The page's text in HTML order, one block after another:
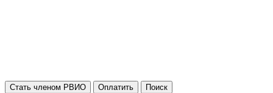
Стать членом РВИО Оплатить Поиск